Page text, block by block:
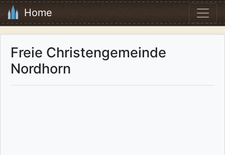
Home
Freie Christengemeinde
Nordhorn